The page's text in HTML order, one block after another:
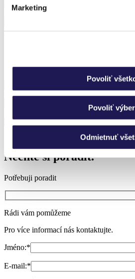
Marketing
Povoliť
Povoliť výber
Odmietnuť
PANOGLASS | Hliníková pergola | Sklo
PANOGLASS | Hliníková pergola | Sklo
Přihlaste se k odběru novinek a nic vám
Nechte si poradit.
Potřebuji poradit
Rádi vám pomůžeme
Pro více informací nás kontaktujte.
Jméno:*
E-mail:*